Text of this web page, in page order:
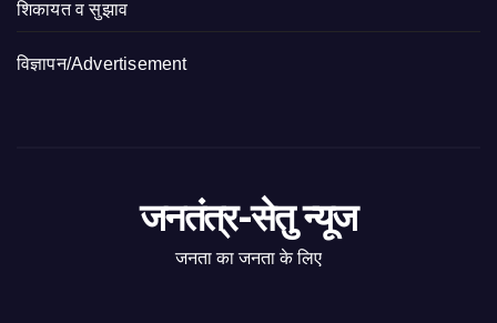
शिकायत व सुझाव
विज्ञापन/Advertisement
जनतंत्र-सेतु न्यूज
जनता का जनता के लिए